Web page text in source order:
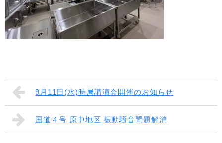
9月11日(水)時局講演会開催のお知らせ
国道４号 原中地区 振動騒音問題解消